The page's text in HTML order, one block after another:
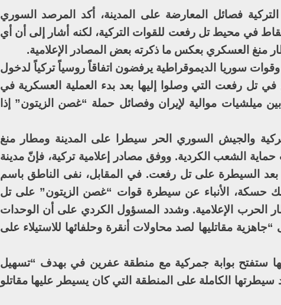
فصائل المعارضة على المدينة، أكد المرصد السوري
في محيط تل رفعت للقوات التركية، لكنه أشار إلى أن أي
منغ العسكري بعكس ما ذكرته بعض المصادر الإعلامية.
سوريا الديموقراطية يرفضون اتفاقاً روسياً تركياً لدخول
تل رفعت التي وصلوا إليها بعد بدء العملية العسكرية في
ميلشيات موالية لإيران وفصائل حملة “غصن الزيتون” إذا
والجيش السوري الحر سيطرا على المدينة ومطار منغ
الشعب الكردية. ووفق مصادر إعلامية تركية، فإنّ مدينة
بعد السيطرة على تل رفعت. في المقابل، نفى الناطق باسم
الأنباء عن سيطرة قوات “غصن الزيتون” على تل
الحرب الإعلامية. وشدد المسؤول الكردي على أن الوحدات
مقاتليها لصد محاولات أنقرة وحلفائها للاستيلاء على
ستفتح بوابة جمركية مع منطقة عفرين في بهدف “تسهيل
سيطرتها الكاملة على المنطقة التي كان يسيطر عليها مقاتلو